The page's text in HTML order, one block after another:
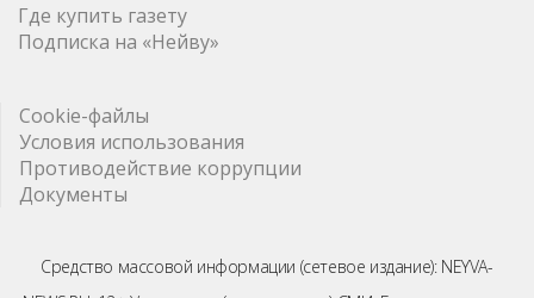
Где купить газету
Подписка на «Нейву»
Cookie-файлы
Условия использования
Противодействие коррупции
Документы
Средство массовой информации (сетевое издание): NEYVA-